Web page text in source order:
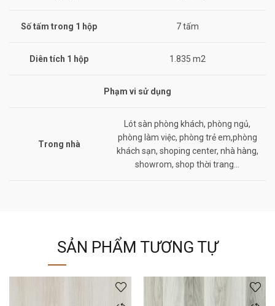
Số tấm trong 1 hộp 7 tấm
Diên tích 1 hộp 1.835 m2
Phạm vi sử dụng
Trong nhà
Lót sàn phòng khách, phòng ngủ,
phòng làm việc, phòng trẻ em,phòng
khách sạn, shoping center, nhà hàng,
showrom, shop thời trang…
SẢN PHẨM TƯƠNG TỰ